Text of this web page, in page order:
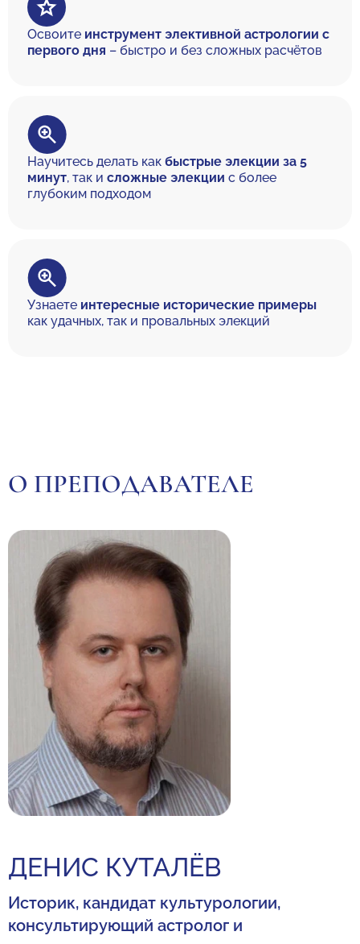
Освоите инструмент элективной астрологии с
первого дня – быстро и без сложных расчётов
Научитесь делать как быстрые элекции за 5
минут, так и сложные элекции с более
глубоким подходом
Узнаете интересные исторические примеры
как удачных, так и провальных элекций
О ПРЕПОДАВАТЕЛЕ
ДЕНИС КУТАЛЁВ
Историк, кандидат культурологии,
консультирующий астролог и